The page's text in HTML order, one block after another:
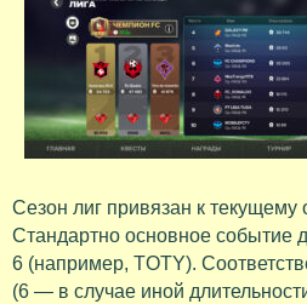
Сезон лиг привязан к
Стандартно основное событие
6 (например, TOTY).
(6 — в случае иной